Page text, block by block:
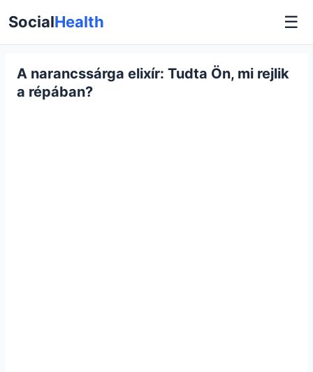
SocialHealth ☰
A narancssárga elixír: Tudta Ön, mi rejlik
a répában?